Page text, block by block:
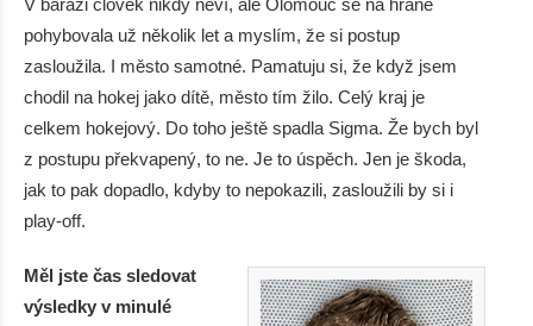
V baráži člověk nikdy neví, ale Olomouc se na hraně
pohybovala už několik let a myslím, že si postup
zasloužila. I město samotné. Pamatuju si, že když jsem
chodil na hokej jako dítě, město tím žilo. Celý kraj je
celkem hokejový. Do toho ještě spadla Sigma. Že bych byl
z postupu překvapený, to ne. Je to úspěch. Jen je škoda,
jak to pak dopadlo, kdyby to nepokazili, zasloužili by si i
play-off.
Měl jste čas sledovat
výsledky v minulé